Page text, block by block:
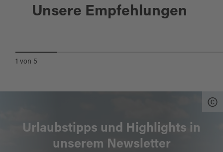
Unsere Empfehlungen
Vohenstrauß
1 von 5
Urlaubstipps und Highlights in
unserem Newsletter